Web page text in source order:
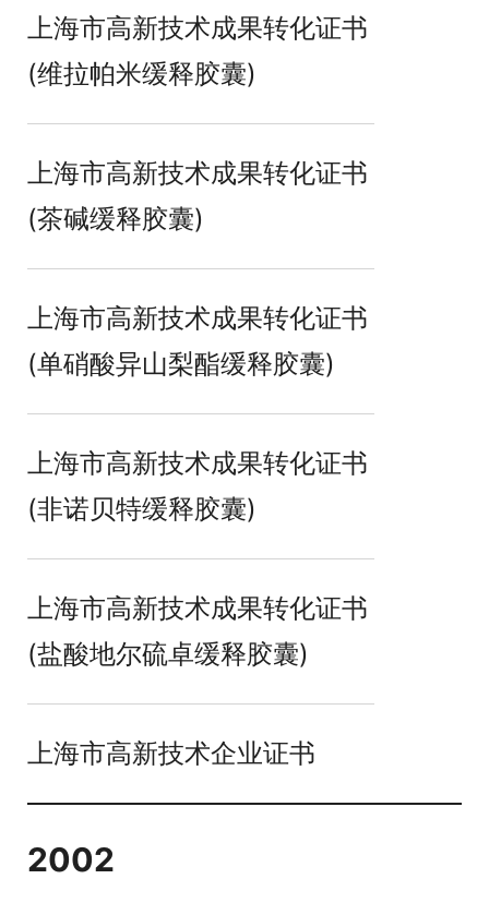
上海市高新技术成果转化证书
(维拉帕米缓释胶囊)
上海市高新技术成果转化证书
(茶碱缓释胶囊)
上海市高新技术成果转化证书
(单硝酸异山梨酯缓释胶囊)
上海市高新技术成果转化证书
(非诺贝特缓释胶囊)
上海市高新技术成果转化证书
(盐酸地尔硫卓缓释胶囊)
上海市高新技术企业证书
2002